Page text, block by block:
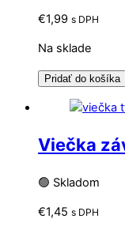
€1,99 s DPH
Na sklade
Pridať do košíka
Viečka
🟢 Skladom
€1,45 s DPH